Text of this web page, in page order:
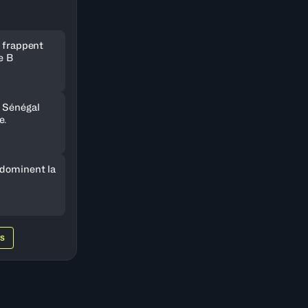
frappent
B
la